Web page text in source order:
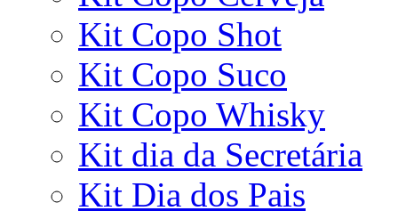
Kit Copo Shot
Kit Copo Suco
Kit Copo Whisky
Kit dia da Secretária
Kit Dia dos Pais